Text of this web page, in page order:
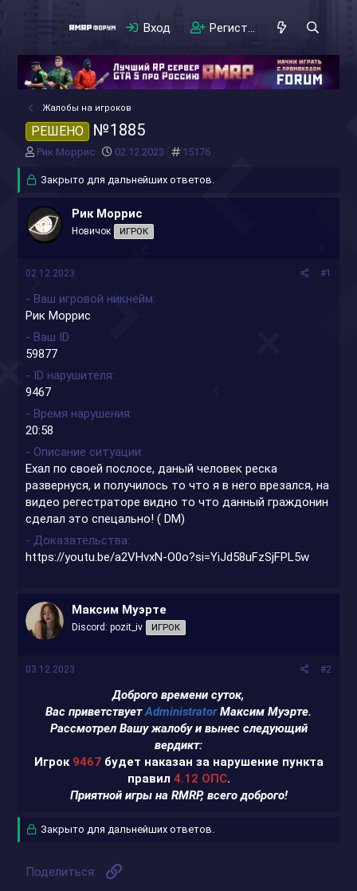
Вход Регистрация
Жалобы на игроков
РЕШЕНО №1885
А
т
р
т
е
Рик Моррис
Д
т
н
а
ч
02.12.2023 #15176
Закрыто для дальнейших ответов.
Рик Моррис
Новичок ИГРОК
02.12.2023 #1
- Ваш игровой никнейм
Рик Моррис
- Ваш ID
59877
- ID нарушителя
9467
- Время нарушения
20:58
- Описание ситуации
Ехал по своей послосе, даный человек реска
развернуся, и получилось то что я в него врезался, на
видео регестраторе видно то что данный граждонин
сделал это спецально! ( DM)
- Доказательства
https://youtu.be/a2VHvxN-O0o?si=YiJd58uFzSjFPL5w
Максим Муэрте
Discord: pozit_iv ИГРОК
03.12.2023 #2
Доброго времени суток,
Вас приветствуетAdministratorМаксим Муэрте.
Рассмотрел Вашу жалобу и вынес следующий
вердикт:
Игрок9467будет наказан за нарушение пункта
правил 4.12 ОПС.
Приятной игры на RMRP, всего доброго!
Закрыто для дальнейших ответов.
Поделиться: